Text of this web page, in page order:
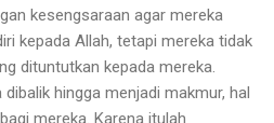
kesengsaraan agar mereka
kepada Allah, tetapi mereka tidak
dituntutkan kepada mereka.
hingga menjadi makmur, hal
mereka. Karena itulah